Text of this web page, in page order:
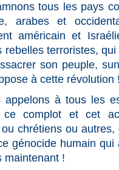
tous les pays
arabes et
américain et
rebelles terroristes,
son peuple,
à cette révolution !
appelons à tous les
ce complot et cet
chrétiens ou
génocide humain
maintenant !